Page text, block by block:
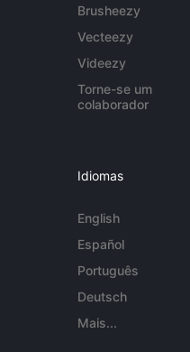
Brusheezy
Vecteezy
Videezy
Torne-se um
colaborador
Idiomas
English
Español
Português
Deutsch
Mais...